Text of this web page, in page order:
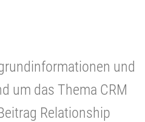
und
um das Thema CRM
Relationship